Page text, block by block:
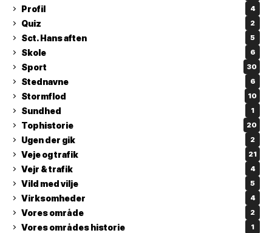
Profil 4
Quiz 2
Sct. Hans aften 5
Skole 6
Sport 30
Stednavne 6
Stormflod 10
Sundhed 1
Tophistorie 20
Ugen der gik 2
Veje og trafik 21
Vejr & trafik 4
Vild med vilje 5
Virksomheder 4
Vores område 2
Vores områdes historie 1